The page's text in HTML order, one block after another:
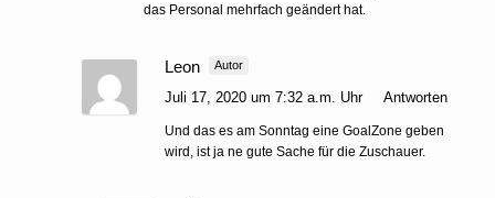
das Personal mehrfach geändert hat.
Leon Autor
Juli 17, 2020 um 7:32 a.m. Uhr Antworten
Und das es am Sonntag eine GoalZone geben
wird, ist ja ne gute Sache für die Zuschauer.